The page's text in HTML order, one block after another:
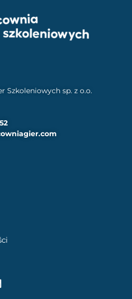
Szkoleniowych sp. z o.o.